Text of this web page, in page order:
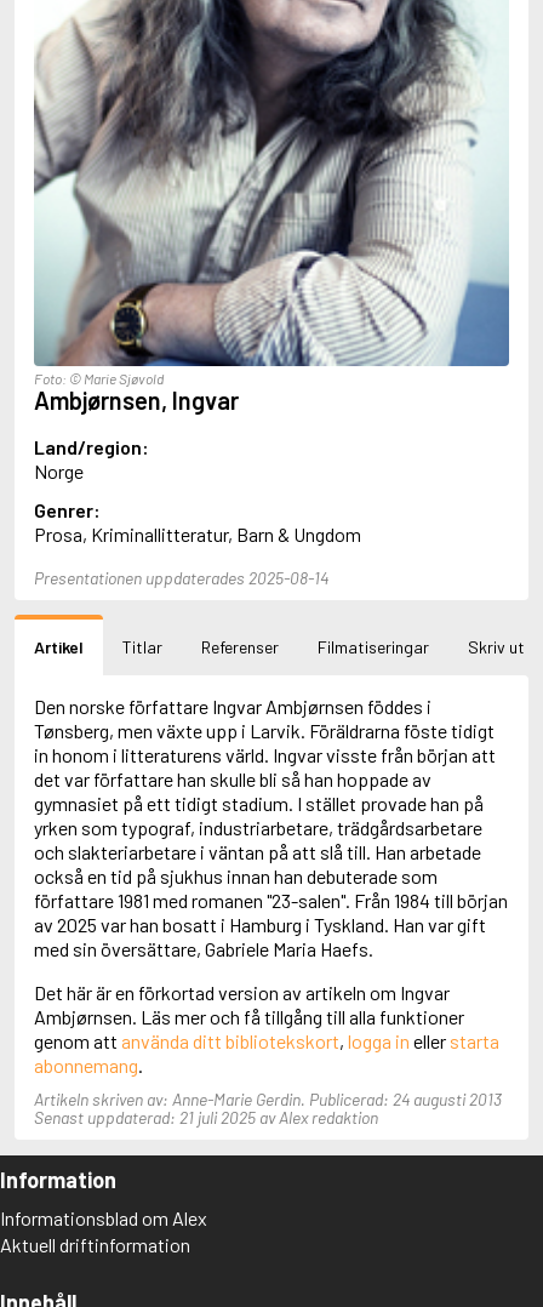
Abrahams, Peter (f. 1919)
Abrahams, Peter (f. 1947)
Abrahamson, Emmy
Abse, Dannie
Abu-Jaber, Diana
Abulhawa, Susan
Aburas, Lone
Achebe, Chinua
Achmatova, Anna
Aciman, André
Ackebo, Lena
Acker, Kathy
Ackroyd, Peter
Adam de la Halle
Adamov, Arthur
Adams, Douglas
Adams, Herbert
Adams, Jane
Adams, Richard
Adbåge, Emma
Adbåge, Lisen
Adelborg, Ottilia
Adiga, Aravind
Adnan, Etel
Adolfsson, Evert
Adolfsson, Gunnar
Adolfsson, Josefine
Adolfsson, Maria
Adolphsen, Peter
Foto: © Marie Sjøvold
Ambjørnsen, Ingvar
Land/region:
Norge
Genrer:
Prosa, Kriminallitteratur, Barn & Ungdom
Presentationen uppdaterades 2025-08-14
Artikel Titlar Referenser Filmatiseringar Skriv ut
Den norske författare Ingvar Ambjørnsen föddes i
Tønsberg, men växte upp i Larvik. Föräldrarna föste tidigt
in honom i litteraturens värld. Ingvar visste från början att
det var författare han skulle bli så han hoppade av
gymnasiet på ett tidigt stadium. I stället provade han på
yrken som typograf, industriarbetare, trädgårdsarbetare
och slakteriarbetare i väntan på att slå till. Han arbetade
också en tid på sjukhus innan han debuterade som
författare 1981 med romanen "23-salen". Från 1984 till början
av 2025 var han bosatt i Hamburg i Tyskland. Han var gift
med sin översättare, Gabriele Maria Haefs.
Det här är en förkortad version av artikeln om Ingvar
Ambjørnsen. Läs mer och få tillgång till alla funktioner
genom att använda ditt bibliotekskort, logga in eller starta
abonnemang
Artikeln skriven av: Anne-Marie Gerdin. Publicerad: 24 augusti 2013
Senast uppdaterad: 21 juli 2025 av Alex redaktion
Information
Informationsblad om Alex
Aktuell driftinformation